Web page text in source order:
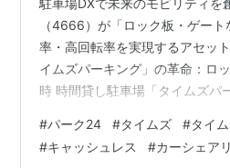
（4666）が「ロック板・ゲー
率・高回転率を実現するアセッ
イムズパーキング」の革命：ロ
時 時間貸し駐車場「タイムズパ
スを提供するパーク２４（4666
常識を根底から覆すような大き
#パーク24 #タイムズ #タイ
#キャッシュレス #カーシェア